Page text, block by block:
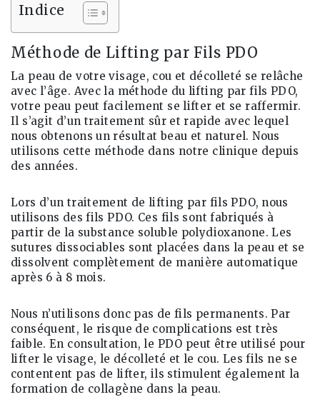
Indice
Méthode de Lifting par Fils PDO
La peau de votre visage, cou et décolleté se relâche
avec l’âge. Avec la méthode du lifting par fils PDO,
votre peau peut facilement se lifter et se raffermir.
Il s’agit d’un traitement sûr et rapide avec lequel
nous obtenons un résultat beau et naturel. Nous
utilisons cette méthode dans notre clinique depuis
des années.
Lors d’un traitement de lifting par fils PDO, nous
utilisons des fils PDO. Ces fils sont fabriqués à
partir de la substance soluble polydioxanone. Les
sutures dissociables sont placées dans la peau et se
dissolvent complètement de manière automatique
après 6 à 8 mois.
Nous n’utilisons donc pas de fils permanents. Par
conséquent, le risque de complications est très
faible. En consultation, le PDO peut être utilisé pour
lifter le visage, le décolleté et le cou. Les fils ne se
contentent pas de lifter, ils stimulent également la
formation de collagène dans la peau.